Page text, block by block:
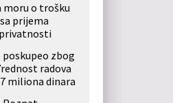
moru o trošku
prijema
zbog
radova
miliona dinara